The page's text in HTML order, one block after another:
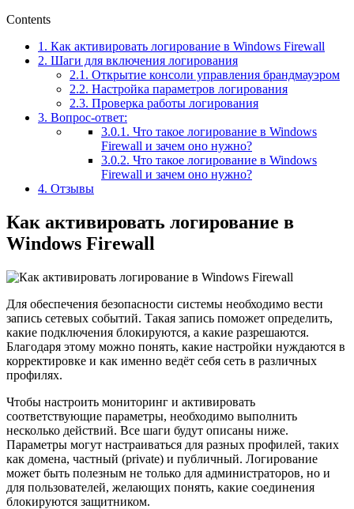
Contents
1. Как активировать логирование в Windows Firewall
2. Шаги для включения логирования
2.1. Открытие консоли управления брандмауэром
2.2. Настройка параметров логирования
2.3. Проверка работы логирования
3. Вопрос-ответ:
3.0.1. Что такое логирование в Windows
Firewall и зачем оно нужно?
3.0.2. Что такое логирование в Windows
Firewall и зачем оно нужно?
4. Отзывы
Как активировать логирование в
Windows Firewall
Для обеспечения безопасности системы необходимо вести
запись сетевых событий. Такая запись поможет определить,
какие подключения блокируются, а какие разрешаются.
Благодаря этому можно понять, какие настройки нуждаются в
корректировке и как именно ведёт себя сеть в различных
профилях.
Чтобы настроить мониторинг и активировать
соответствующие параметры, необходимо выполнить
несколько действий. Все шаги будут описаны ниже.
Параметры могут настраиваться для разных профилей, таких
как домена, частный (private) и публичный. Логирование
может быть полезным не только для администраторов, но и
для пользователей, желающих понять, какие соединения
блокируются защитником.